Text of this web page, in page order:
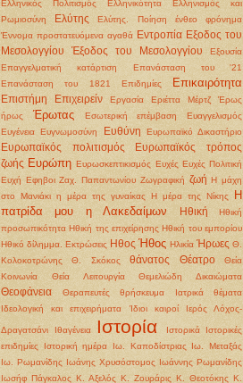
Ελληνικός Πολιτισμός Ελληνικότητα
Ελληνισμός και
Ρωμιοσύνη
Ελύτης Ελύτης. Ποίηση
ένθεο φρόνημα
Έννομα προστατευόμενα αγαθά Εντροπία Εξοδος του
Μεσολογγίου
Έξοδος του Μεσολογγίου
Εξουσία
Επαγγελματική κατάρτιση
Επανάσταση του '21
Επανάσταση του 1821
Επιδημίες Επικαιρότητα
Επιστήμη Επιχειρείν Εργασία Εριέττα Μέρτζ
Έρως
ήρως
Έρωτας Εσωτερική επέμβαση
Ευαγγελισμός
Ευγένεια Ευγνωμοσύνη Ευθύνη Ευρωπαϊκό Δικαστήριο
Ευρωπαϊκός πολιτισμός
Ευρωπαϊκός τρόπος
ζωής Ευρώπη Ευρωσκεπτικισμός Ευχές Ευχές Πολιτική
Ευχή Εφηβοι Ζαχ. Παπαντωνίου Ζωγραφική ζωή Η μάχη
στο Μανιάκι η μέρα της γυναίκας Η μέρα της Νίκης
Η
πατρίδα μου η Λακεδαίμων
Ηθική
Ηθική
προσωπικότητα Ηθική της επιχείρησης Ηθική του εμπορίου
Ηθικό δίλημμα. Εκτρώσεις Ηθος Ήθος Ηλικία Ήρωες Θ.
Κολοκοτρώνης
Θ. Σκόκος θάνατος Θέατρο
Θεία
Κοινωνία
Θεία Λειτουργία Θεμελιώδη Δικαιώματα
Θεοφάνεια Θεραπευτές θρήσκευμα
Ιατρικά θέματα
Ιδεολογική και επιχειρήματα
Ίδιοι καιροί Ιερός Λόχος-
Δραγατσάνι Ιθαγένεια Ιστορία Ιστορικά
Ιστορικές
επιδημίες
Ιστορική ημέρα Ιω. Καποδίστριας
Ιω. Μεταξάς
Ιω. Ρωμανίδης Ιωάνης Χρυσόστομος Ιωάννης Ρωμανίδης
Ιωσήφ Πάγκαλος Κ. Αξελός Κ. Ζουράρις Κ. Θεοτόκης Κ.